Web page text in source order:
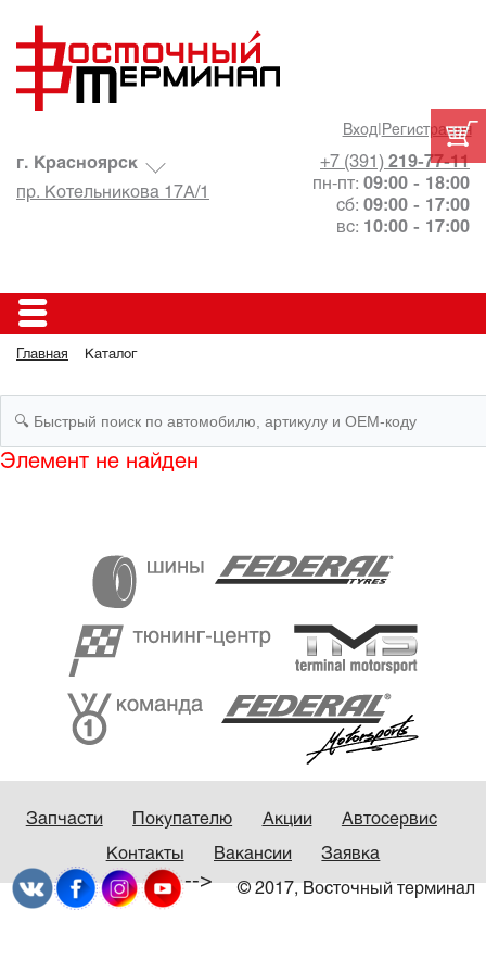
Вход| Регистрация
+7 (391) 219-77-11
пн-пт: 09:00 - 18:00
сб: 09:00 - 17:00
вс: 10:00 - 17:00
г. Красноярск
пр. Котельникова 17А/1
Главная Каталог
Элемент не найден
Запчасти Покупателю Акции Автосервис
Контакты Вакансии Заявка
© 2017, Восточный терминал
-->